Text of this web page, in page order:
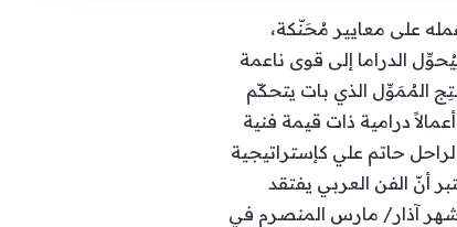
على معايير مُحَنّكة،
الدراما إلى قوى ناعمة
المُمَوِّل الذي بات يتحكّم
درامية ذات قيمة فنية
حاتم علي كإستراتيجية
أنّ الفن العربي يفتقد
آذار/ مارس المنصرم في